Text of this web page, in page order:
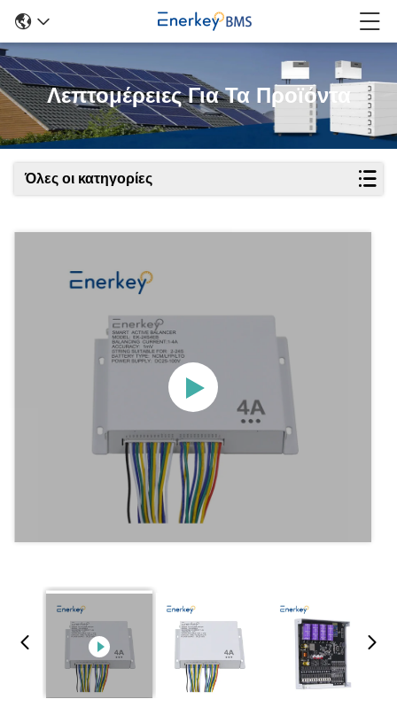
Λεπτομέρειες Για Τα Προϊόντα
Όλες οι κατηγορίες